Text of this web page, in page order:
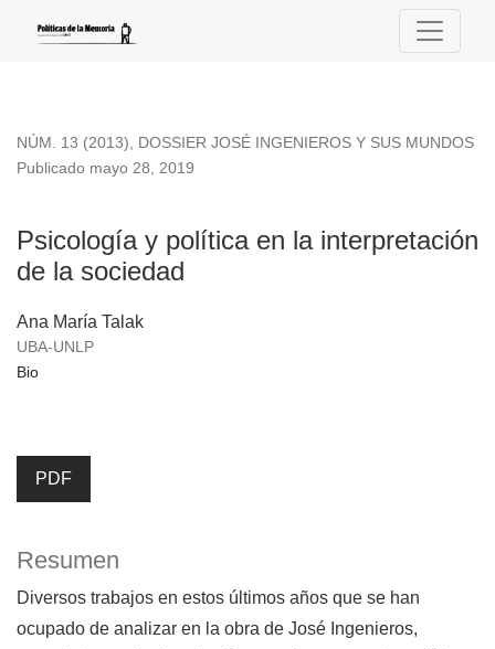
Psicología y política en la interpretación de la sociedad
NÚM. 13 (2013), DOSSIER JOSÉ INGENIEROS Y SUS MUNDOS
Psicología y política en la interpretación
de la sociedad
Publicado mayo 28, 2019
Ana María Talak
UBA-UNLP
Bio
PDF
Resumen
Diversos trabajos en estos últimos años que se han
ocupado de analizar en la obra de José Ingenieros,